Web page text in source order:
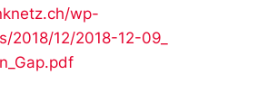
wp-
2018/12/2018-12-09_